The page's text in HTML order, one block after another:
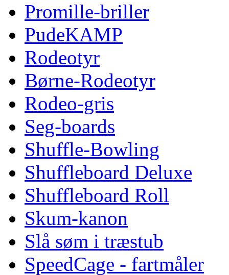
Promille-briller
PudeKAMP
Rodeotyr
Børne-Rodeotyr
Rodeo-gris
Seg-boards
Shuffle-Bowling
Shuffleboard Deluxe
Shuffleboard Roll
Skum-kanon
Slå søm i træstub
SpeedCage - fartmåler